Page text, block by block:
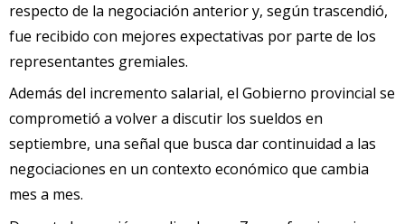
respecto de la negociación anterior y, según trascendió,
fue recibido con mejores expectativas por parte de los
representantes gremiales.
Además del incremento salarial, el Gobierno provincial se
comprometió a volver a discutir los sueldos en
septiembre, una señal que busca dar continuidad a las
negociaciones en un contexto económico que cambia
mes a mes.